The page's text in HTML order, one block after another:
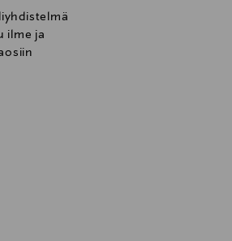
ilme ja